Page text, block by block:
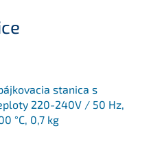
stanica s
220-240V / 50 Hz,
°C, 0,7 kg